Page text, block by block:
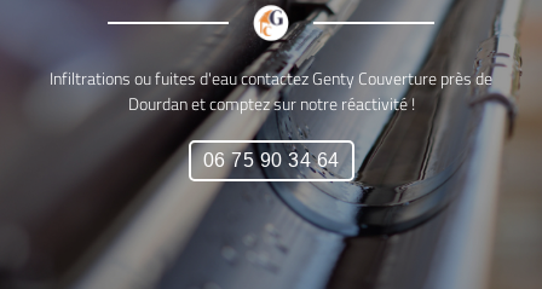
Présentation
Couverture
réalisations
Une
06 75 90 34
Infiltrations ou fuites d'eau contactez Genty Couverture près de
Dourdan et comptez sur notre réactivité !
06 75 90 34 64